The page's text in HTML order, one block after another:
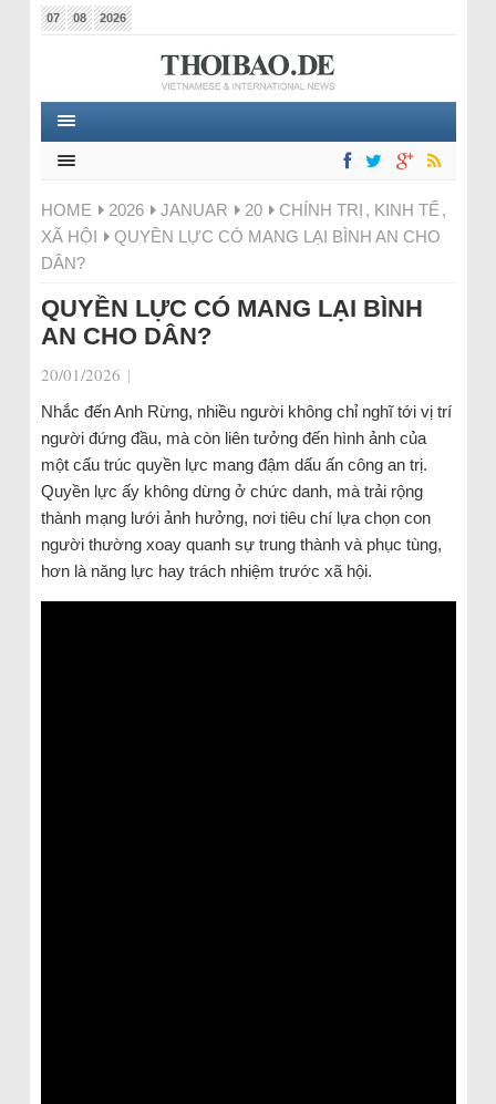
07 08 2026
HOME 2026 JANUAR 20 CHÍNH TRỊ , KINH TẾ ,
XÃ HỘI
QUYỀN LỰC CÓ MANG LẠI BÌNH AN CHO
DÂN?
QUYỀN LỰC CÓ MANG LẠI BÌNH
AN CHO DÂN?
20/01/2026 |
Nhắc đến Anh Rừng, nhiều người không chỉ nghĩ tới vị trí
người đứng đầu, mà còn liên tưởng đến hình ảnh của
một cấu trúc quyền lực mang đậm dấu ấn công an trị.
Quyền lực ấy không dừng ở chức danh, mà trải rộng
thành mạng lưới ảnh hưởng, nơi tiêu chí lựa chọn con
người thường xoay quanh sự trung thành và phục tùng,
hơn là năng lực hay trách nhiệm trước xã hội.